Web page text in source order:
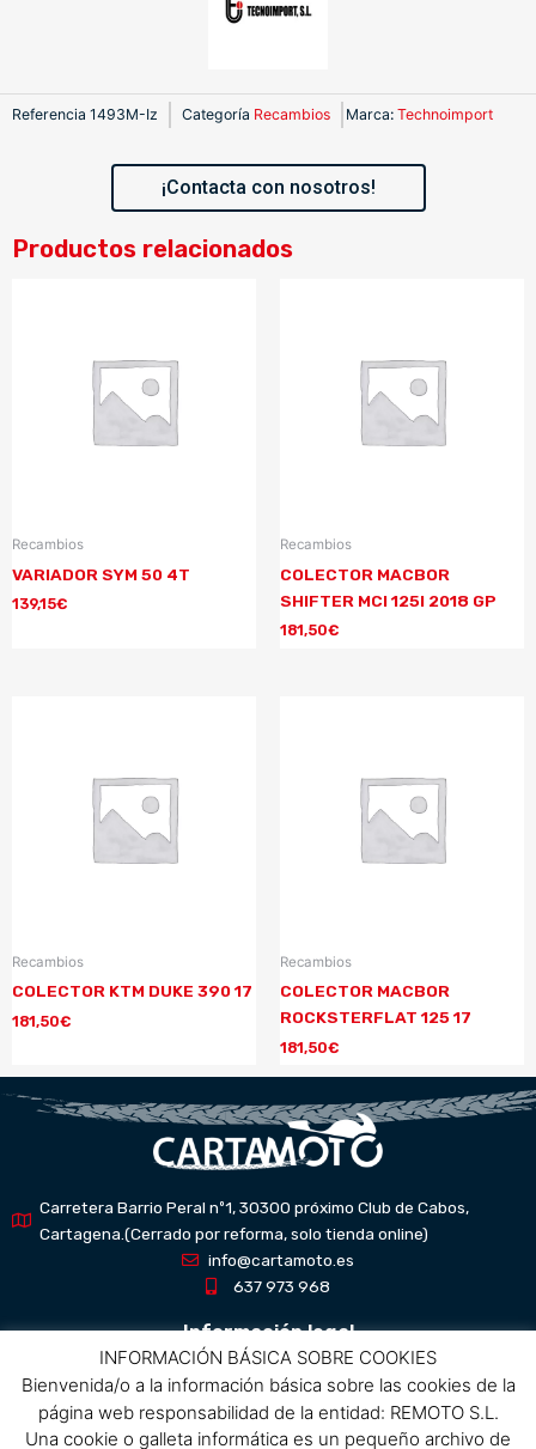
Referencia 1493M-Iz Categoría Recambios Marca: Technoimport
¡Contacta con nosotros!
Productos relacionados
Recambios
VARIADOR SYM 50 4T
139,15€
Recambios
COLECTOR MACBOR
SHIFTER MCI 125I 2018 GP
181,50€
Recambios
COLECTOR KTM DUKE 390 17
181,50€
Recambios
COLECTOR MACBOR
ROCKSTERFLAT 125 17
181,50€
Carretera Barrio Peral nº1, 30300 próximo Club de Cabos,
Cartagena.(Cerrado por reforma, solo tienda online)
info@cartamoto.es
637 973 968
Información legal
Aviso Legal
Política de privacidad
INFORMACIÓN BÁSICA SOBRE COOKIES
Bienvenida/o a la información básica sobre las cookies de la
página web responsabilidad de la entidad: REMOTO S.L.
Una cookie o galleta informática es un pequeño archivo de